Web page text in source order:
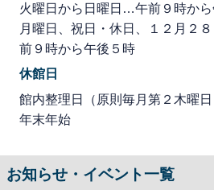
火曜日から日曜日…午前９時か
月曜日、祝日・休日、１２月２
前９時から午後５時
休館日
館内整理日（原則毎月第２木曜日
年末年始
お知らせ・イベント一覧